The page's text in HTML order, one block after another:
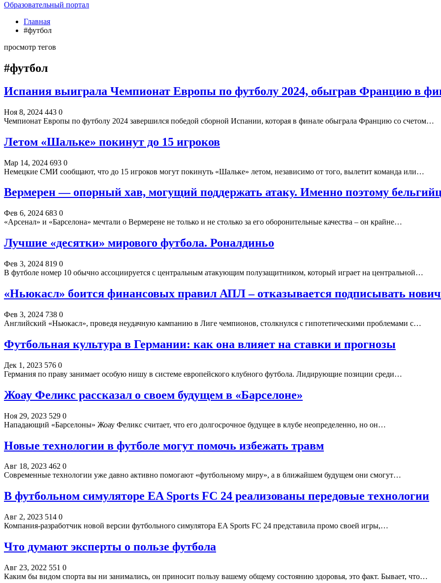
Образовательный портал
Главная
#футбол
просмотр тегов
#футбол
Испания выиграла Чемпионат Европы по футболу 2024, обыграв Францию в
Ноя 8, 2024 443 0
Чемпионат Европы по футболу 2024 завершился победой сборной Испании, которая в финале обыграла Францию со счетом…
Летом «Шальке» покинут до 15 игроков
Мар 14, 2024 693 0
Немецкие СМИ сообщают, что до 15 игроков могут покинуть «Шальке» летом, независимо от того, вылетит команда или…
Вермерен — опорный хав, могущий поддержать атаку. Именно поэтому
Фев 6, 2024 683 0
«Арсенал» и «Барселона» мечтали о Вермерене не только и не столько за его оборонительные качества – он крайне…
Лучшие «десятки» мирового футбола. Роналдиньо
Фев 3, 2024 819 0
В футболе номер 10 обычно ассоциируется с центральным атакующим полузащитником, который играет на центральной…
«Ньюкасл» боится финансовых правил АПЛ – отказывается подписывать
Фев 3, 2024 738 0
Английский «Ньюкасл», проведя неудачную кампанию в Лиге чемпионов, столкнулся с гипотетическими проблемами с…
Футбольная культура в Германии: как она влияет на ставки и прогнозы
Дек 1, 2023 576 0
Германия по праву занимает особую нишу в системе европейского клубного футбола. Лидирующие позиции среди…
Жоау Феликс рассказал о своем будущем в «Барселоне»
Ноя 29, 2023 529 0
Нападающий «Барселоны» Жоау Феликс считает, что его долгосрочное будущее в клубе неопределенно, но он…
Новые технологии в футболе могут помочь избежать травм
Авг 18, 2023 462 0
Современные технологии уже давно активно помогают «футбольному миру», а в ближайшем будущем они смогут…
В футбольном симуляторе EA Sports FC 24 реализованы передовые технологии
Авг 2, 2023 514 0
Компания-разработчик новой версии футбольного симулятора EA Sports FC 24 представила промо своей игры,…
Что думают эксперты о пользе футбола
Авг 23, 2022 551 0
Каким бы видом спорта вы ни занимались, он приносит пользу вашему общему состоянию здоровья, это факт. Бывает, что…